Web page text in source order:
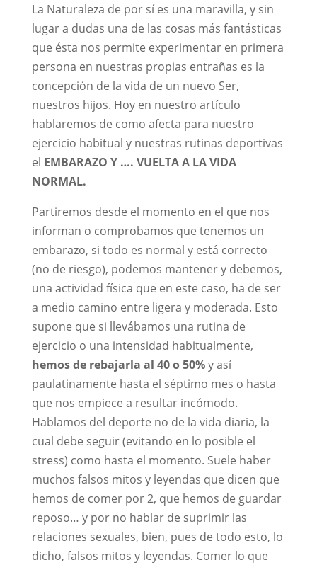
La Naturaleza de por sí es una maravilla, y sin
lugar a dudas una de las cosas más fantásticas
que ésta nos permite experimentar en primera
persona en nuestras propias entrañas es la
concepción de la vida de un nuevo Ser,
nuestros hijos. Hoy en nuestro artículo
hablaremos de como afecta para nuestro
ejercicio habitual y nuestras rutinas deportivas
el EMBARAZO Y …. VUELTA A LA VIDA
NORMAL.
Partiremos desde el momento en el que nos
informan o comprobamos que tenemos un
embarazo, si todo es normal y está correcto
(no de riesgo), podemos mantener y debemos,
una actividad física que en este caso, ha de ser
a medio camino entre ligera y moderada. Esto
supone que si llevábamos una rutina de
ejercicio o una intensidad habitualmente,
hemos de rebajarla al 40 o 50%y así
paulatinamente hasta el séptimo mes o hasta
que nos empiece a resultar incómodo.
Hablamos del deporte no de la vida diaria, la
cual debe seguir (evitando en lo posible el
stress) como hasta el momento. Suele haber
muchos falsos mitos y leyendas que dicen que
hemos de comer por 2, que hemos de guardar
reposo… y por no hablar de suprimir las
relaciones sexuales, bien, pues de todo esto, lo
dicho, falsos mitos y leyendas. Comer lo que